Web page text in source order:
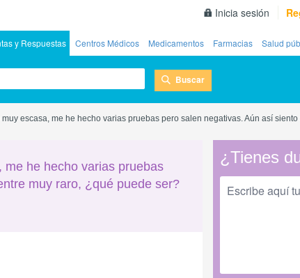
Inicia sesión
y Respuestas Centros Médicos Medicamentos Farmacias Salud
Buscar
escasa, me he hecho varias pruebas pero salen negativas. Aún así
he hecho varias pruebas
muy raro, ¿qué puede ser?
¿Tienes